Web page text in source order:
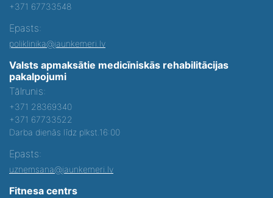
+371 67733548
Epasts:
poliklinika@jaunkemeri.lv
Valsts apmaksātie medicīniskās rehabilitācijas
pakalpojumi
Tālrunis:
+371 28369340
+371 67733522
Darba dienās līdz plkst.16:00
Epasts:
uznemsana@jaunkemeri.lv
Fitnesa centrs